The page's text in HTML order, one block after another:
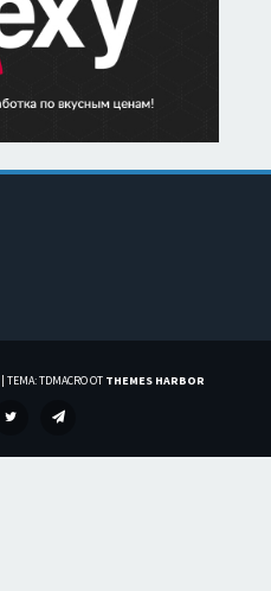
| ТЕМА: TDMACRO ОТ THEMES HARBOR
TWITTER